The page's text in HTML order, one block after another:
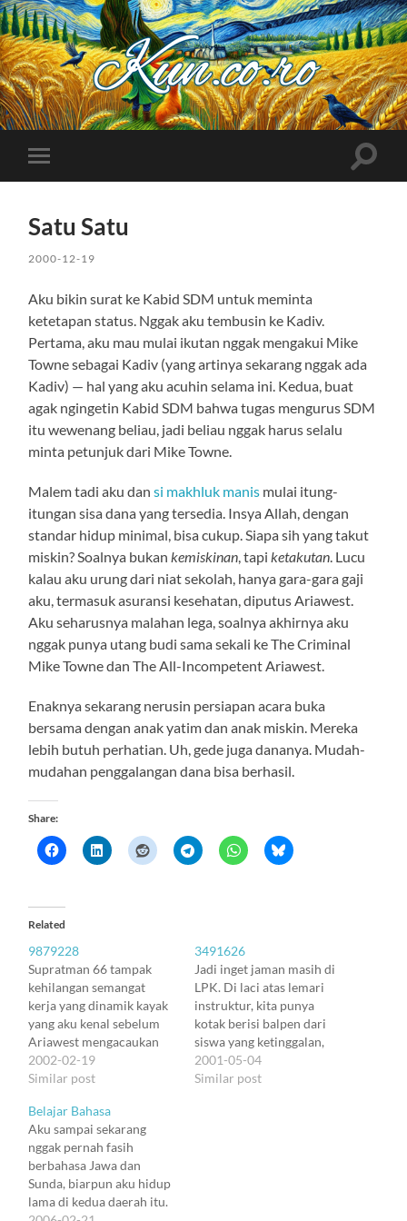
Kuncoro++
Toggle
mobile
Toggle
Satu Satu
2000-12-19
Aku bikin surat ke Kabid SDM untuk meminta
ketetapan status. Nggak aku tembusin ke Kadiv.
Pertama, aku mau mulai ikutan nggak mengakui Mike
Towne sebagai Kadiv (yang artinya sekarang nggak ada
Kadiv) — hal yang aku acuhin selama ini. Kedua, buat
agak ngingetin Kabid SDM bahwa tugas mengurus SDM
itu wewenang beliau, jadi beliau nggak harus selalu
minta petunjuk dari Mike Towne.
Malem tadi aku dansi makhluk manis mulai itung-
itungan sisa dana yang tersedia. Insya Allah, dengan
standar hidup minimal, bisa cukup. Siapa sih yang takut
miskin? Soalnya bukan kemiskinan , tapi ketakutan . Lucu
kalau aku urung dari niat sekolah, hanya gara-gara gaji
aku, termasuk asuransi kesehatan, diputus Ariawest.
Aku seharusnya malahan lega, soalnya akhirnya aku
nggak punya utang budi sama sekali ke The Criminal
Mike Towne dan The All-Incompetent Ariawest.
Enaknya sekarang nerusin persiapan acara buka
bersama dengan anak yatim dan anak miskin. Mereka
lebih butuh perhatian. Uh, gede juga dananya. Mudah-
mudahan penggalangan dana bisa berhasil.
Share:
Related
9879228
Supratman 66 tampak
kehilangan semangat
kerja yang dinamik kayak
yang aku kenal sebelum
Ariawest mengacaukan
semuanya. Sekarang yang
tertinggal cuma koleksi
Dilbert. Konon aku harus
menampakkan diri di sini,
di calon kantor baruku.
Tapi nyaris nggak ada
mata yang bisa dijadikan
sasaran menampakkan
2002-02-19
Similar post
3491626
Jadi inget jaman masih di
LPK. Di laci atas lemari
instruktur, kita punya
kotak berisi balpen dari
siswa yang ketinggalan,
nunggu diambil yang
punya. Aku paling rajin
2001-05-04
Similar post
Belajar Bahasa
Aku sampai sekarang
nggak pernah fasih
berbahasa Jawa dan
Sunda, biarpun aku hidup
lama di kedua daerah itu.